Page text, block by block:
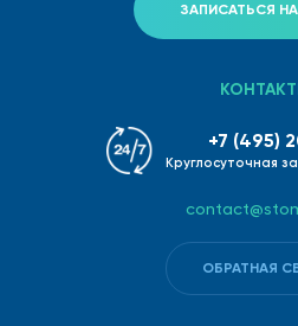
ЗАПИСАТЬСЯ
+7 (495)
Круглосуточная
ОБРАТНАЯ